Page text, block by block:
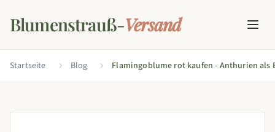
Blumenstrauß-Versand
Startseite Blog